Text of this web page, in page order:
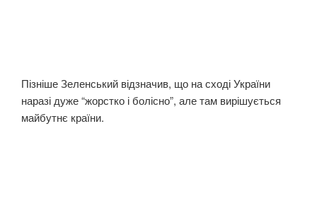
Пізніше Зеленський відзначив, що на сході України
наразі дуже “жорстко і болісно”, але там вирішується
майбутнє країни.